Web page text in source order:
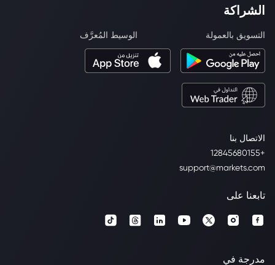
الاتصال بنا
+12845680155
support@markets.com
الشراكة
التسويق بالعمولة الوسيط المُعرَّف
تابعنا على
مدرجة في